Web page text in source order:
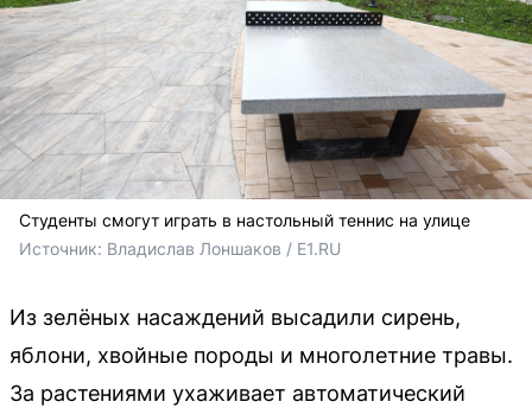
Студенты смогут играть в настольный теннис на улице
Источник: Владислав Лоншаков / E1.RU
Из зелёных насаждений высадили сирень,
яблони, хвойные породы и многолетние травы.
За растениями ухаживает автоматический